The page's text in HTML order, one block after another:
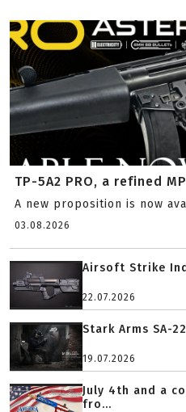
TP-5A2 PRO, a refined
A new proposition is now
03.08.2026
Airsoft Strike
22.07.2026
Stark Arms SA-
19.07.2026
July 4th and a
fro...